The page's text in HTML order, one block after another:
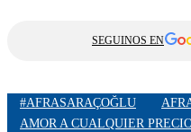
SEGUINOS EN
#AFRASARAÇOĞLU
AMOR A CUALQUIER